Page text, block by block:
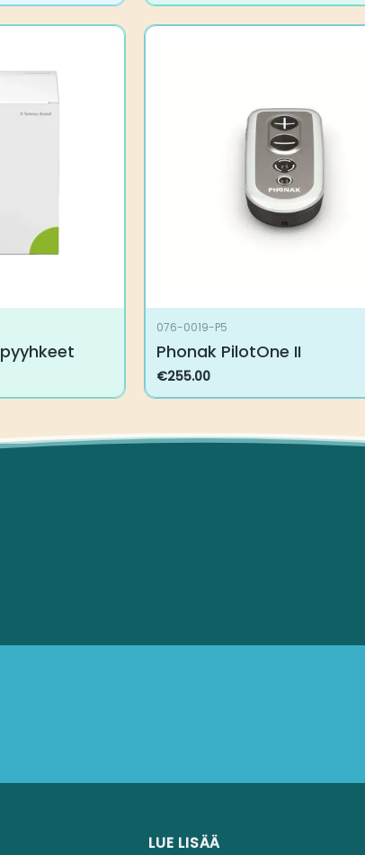
076-0019-P5
Phonak PilotOne II
€255.00
LUE LISÄÄ